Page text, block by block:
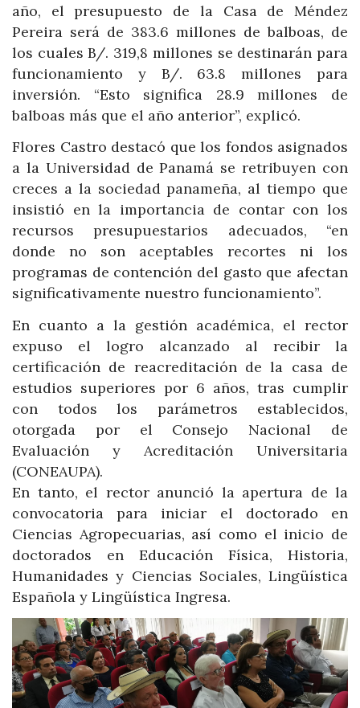
año, el presupuesto de la Casa de Méndez
Pereira será de 383.6 millones de balboas, de
los cuales B/. 319,8 millones se destinarán para
funcionamiento y B/. 63.8 millones para
inversión. “Esto significa 28.9 millones de
balboas más que el año anterior”, explicó.
Flores Castro destacó que los fondos asignados
a la Universidad de Panamá se retribuyen con
creces a la sociedad panameña, al tiempo que
insistió en la importancia de contar con los
recursos presupuestarios adecuados, “en
donde no son aceptables recortes ni los
programas de contención del gasto que afectan
significativamente nuestro funcionamiento”.
En cuanto a la gestión académica, el rector
expuso el logro alcanzado al recibir la
certificación de reacreditación de la casa de
estudios superiores por 6 años, tras cumplir
con todos los parámetros establecidos,
otorgada por el Consejo Nacional de
Evaluación y Acreditación Universitaria
(CONEAUPA).
En tanto, el rector anunció la apertura de la
convocatoria para iniciar el doctorado en
Ciencias Agropecuarias, así como el inicio de
doctorados en Educación Física, Historia,
Humanidades y Ciencias Sociales, Lingüística
Española y Lingüística Ingresa.